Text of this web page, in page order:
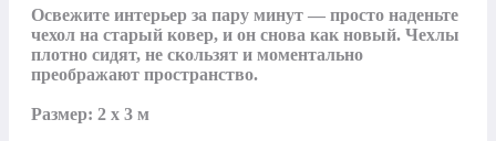
Освежите интерьер за пару минут — просто наденьте
чехол на старый ковер, и он снова как новый. Чехлы
плотно сидят, не скользят и моментально
преображают пространство.
Размер: 2 х 3 м